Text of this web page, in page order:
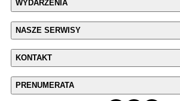
WYDARZENIA
NASZE SERWISY
KONTAKT
PRENUMERATA